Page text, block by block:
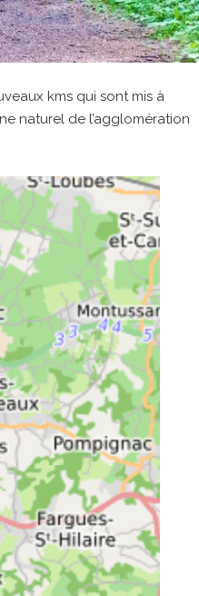
kms qui sont mis à
naturel de l’agglomération